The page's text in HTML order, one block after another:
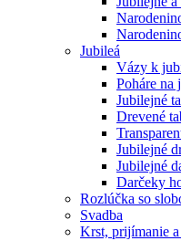
Jubileá
Vázy k
Poháre na
Jubilejné
Drevené
Jubilejné
Jubilejné
Darčeky
Rozlúčka so
Svadba
Krst, prijímanie